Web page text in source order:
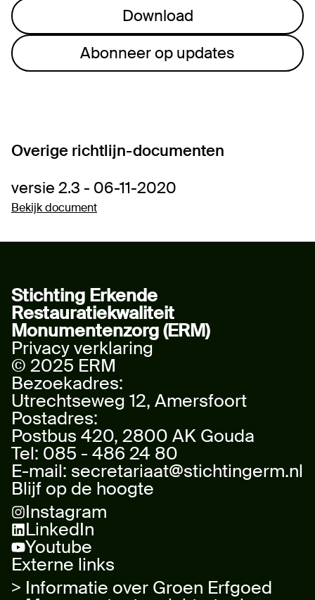
Download
Abonneer op updates
Overige richtlijn-documenten
versie 2.3 - 06-11-2020
Bekijk document
Stichting Erkende
Restauratiekwaliteit
Monumentenzorg (ERM)
Privacy verklaring
© 2025 ERM
Bezoekadres:
Utrechtseweg 12, Amersfoort
Postadres:
Postbus 420, 2800 AK Gouda
Tel: 085 - 486 24 80
E-mail: secretariaat@stichtingerm.nl
Blijf op de hoogte
Instagram
LinkedIn
Youtube
Externe links
> Informatie over Groen Erfgoed